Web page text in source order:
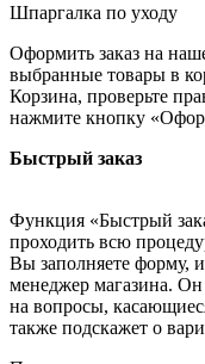
Шпаргалка по уходу
Оформить заказ на
выбранные товары в
Корзина, проверьте
нажмите кнопку
Быстрый заказ
Функция «Быстрый
проходить всю
Вы заполняете форму,
менеджер магазина. Он
на вопросы,
также подскажет о